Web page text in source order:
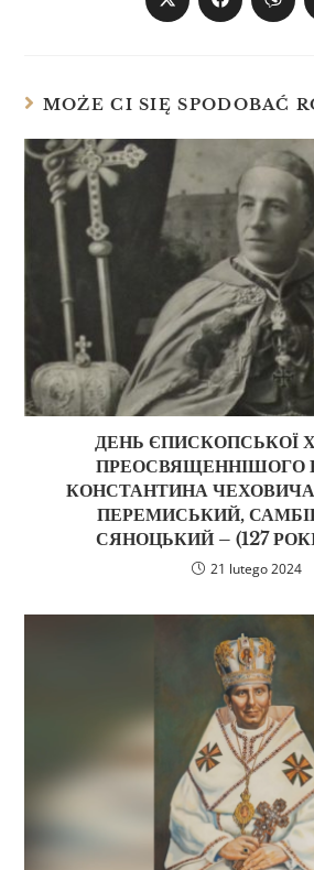
MOŻE CI SIĘ SPODOBAĆ
ДЕНЬ ЄПИСКОПСЬКОЇ
ПРЕОСВЯЩЕННІШОГО
КОНСТАНТИНА
ПЕРЕМИСЬКИЙ,
СЯНОЦЬКИЙ – (127
21 lutego 2024